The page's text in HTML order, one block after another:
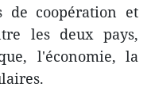
de coopération et
les deux pays,
l'économie, la